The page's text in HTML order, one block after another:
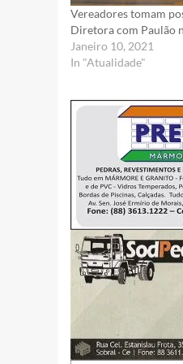
Vereadores tomam
Diretora com Paulão
Janeiro 10, 2021
In "Atualidade"